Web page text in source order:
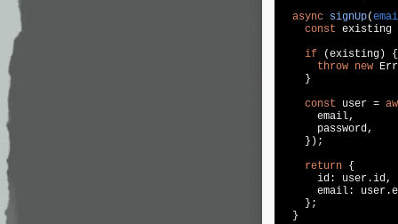
async signUp(
const
if (existing) {
throw new
    }
const user =
      email,
      password,
    });
return {
      id: user.id,
email:
    };
  }